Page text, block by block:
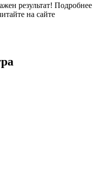
результат! Подробнее
на сайте